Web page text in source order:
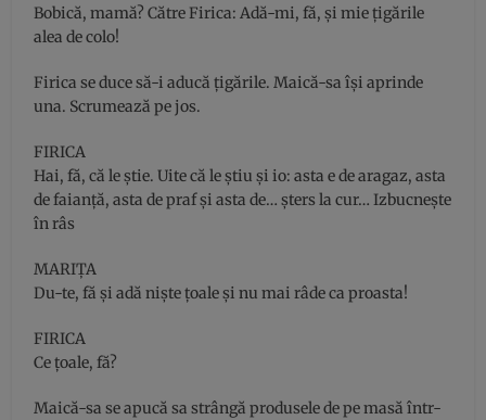
Bobică, mamă? Către Firica: Adă-mi, fă, şi mie ţigările
alea de colo!
Firica se duce să-i aducă ţigările. Maică-sa îşi aprinde
una. Scrumează pe jos.
FIRICA
Hai, fă, că le ştie. Uite că le ştiu şi io: asta e de aragaz, asta
de faianţă, asta de praf şi asta de… şters la cur… Izbucneşte
în râs
MARIŢA
Du-te, fă şi adă nişte ţoale şi nu mai râde ca proasta!
FIRICA
Ce ţoale, fă?
Maică-sa se apucă sa strângă produsele de pe masă într-